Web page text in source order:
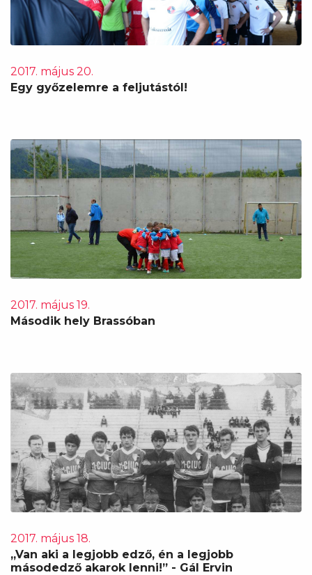
2017. május 20.
Egy győzelemre a feljutástól!
2017. május 19.
Második hely Brassóban
2017. május 18.
„Van aki a legjobb edző, én a legjobb
másodedző akarok lenni!” - Gál Ervin